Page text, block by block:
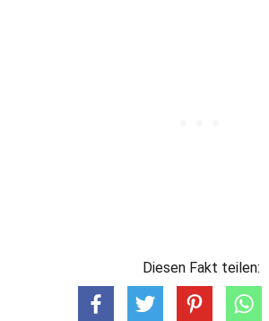
Diesen Fakt teilen: